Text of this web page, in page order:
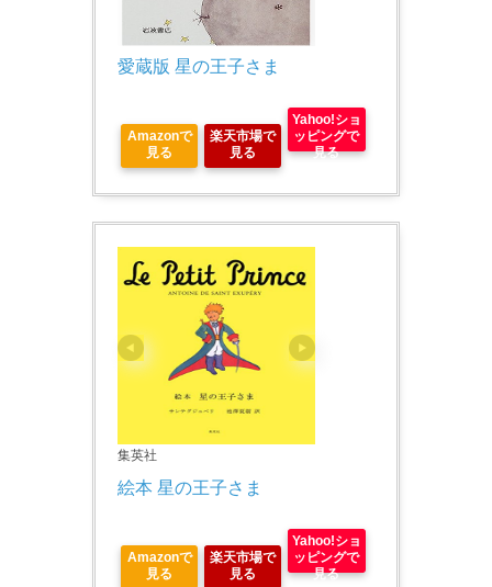
愛蔵版 星の王子さま
Amazonで
見る
楽天市場で
見る
Yahoo!ショ
ッピングで
見る
集英社
絵本 星の王子さま
Amazonで
見る
楽天市場で
見る
Yahoo!ショ
ッピングで
見る